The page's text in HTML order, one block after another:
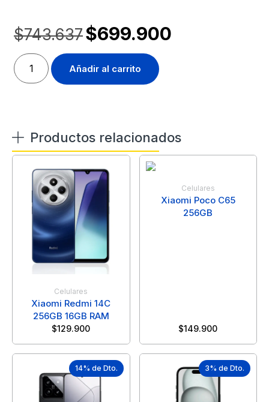
$743.637$699.900
Añadir al carrito
Productos relacionados
Celulares
Xiaomi Redmi 14C
256GB 16GB RAM
$129.900
Celulares
Xiaomi Poco C65
256GB
$149.900
14% de Dto. 3% de Dto.